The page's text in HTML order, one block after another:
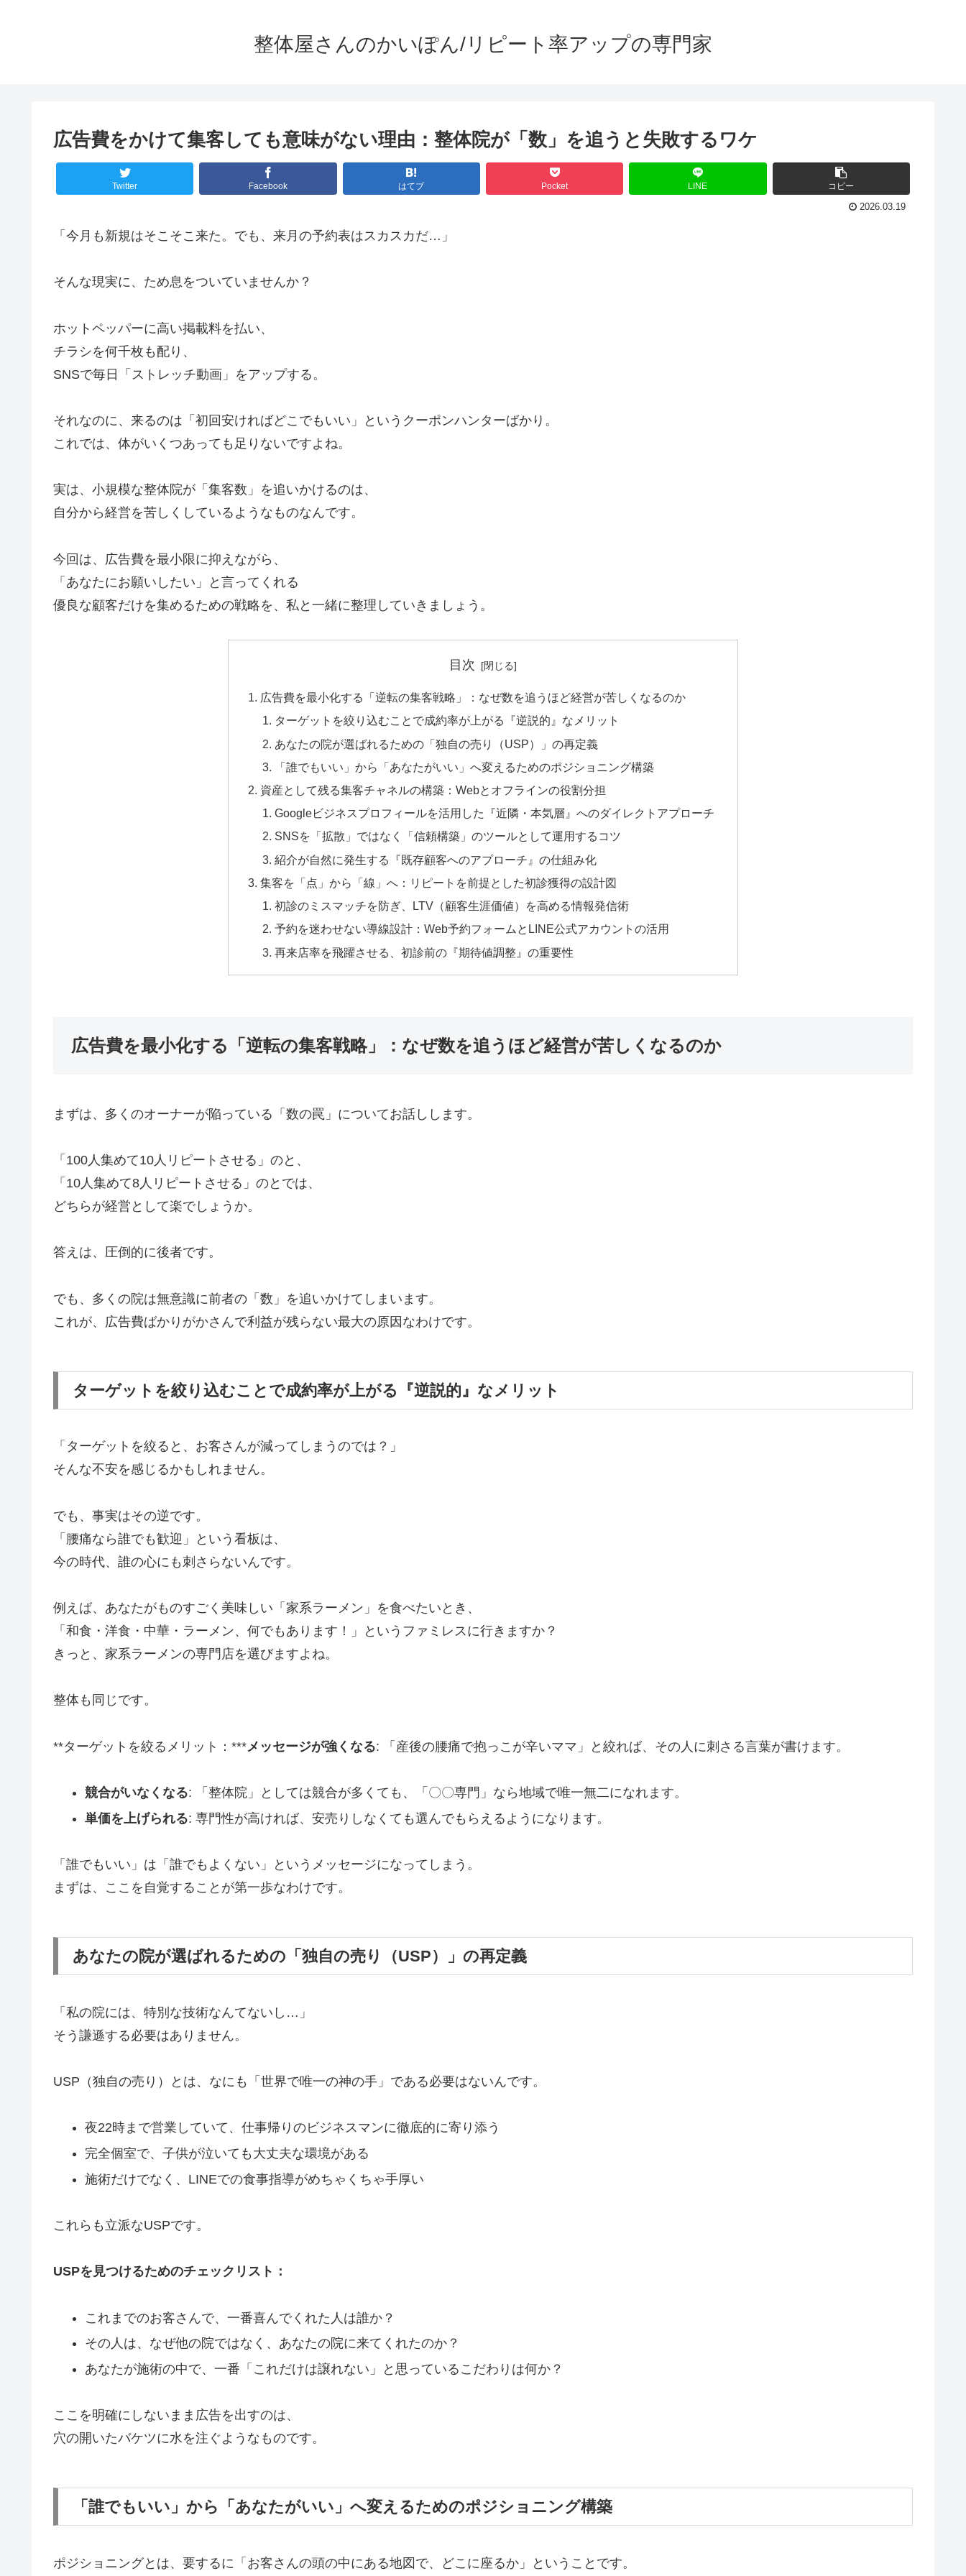
整体屋さんのかいぽん/リピート率アップの専門家
広告費をかけて集客しても意味がない理由：整体院が「数」を追うと失敗するワケ
Twitter Facebook はてブ Pocket LINE コピー
2026.03.19
「今月も新規はそこそこ来た。でも、来月の予約表はスカスカだ…」
そんな現実に、ため息をついていませんか？
ホットペッパーに高い掲載料を払い、
チラシを何千枚も配り、
SNSで毎日「ストレッチ動画」をアップする。
それなのに、来るのは「初回安ければどこでもいい」というクーポンハンターばかり。
これでは、体がいくつあっても足りないですよね。
実は、小規模な整体院が「集客数」を追いかけるのは、
自分から経営を苦しくしているようなものなんです。
今回は、広告費を最小限に抑えながら、
「あなたにお願いしたい」と言ってくれる
優良な顧客だけを集めるための戦略を、私と一緒に整理していきましょう。
目次
広告費を最小化する「逆転の集客戦略」：なぜ数を追うほど経営が苦しくなるのか
ターゲットを絞り込むことで成約率が上がる『逆説的』なメリット
あなたの院が選ばれるための「独自の売り（USP）」の再定義
「誰でもいい」から「あなたがいい」へ変えるためのポジショニング構築
資産として残る集客チャネルの構築：Webとオフラインの役割分担
Googleビジネスプロフィールを活用した『近隣・本気層』へのダイレクトアプローチ
SNSを「拡散」ではなく「信頼構築」のツールとして運用するコツ
紹介が自然に発生する『既存顧客へのアプローチ』の仕組み化
集客を「点」から「線」へ：リピートを前提とした初診獲得の設計図
初診のミスマッチを防ぎ、LTV（顧客生涯価値）を高める情報発信術
予約を迷わせない導線設計：Web予約フォームとLINE公式アカウントの活用
再来店率を飛躍させる、初診前の『期待値調整』の重要性
広告費を最小化する「逆転の集客戦略」：なぜ数を追うほど経営が苦しくなるのか
まずは、多くのオーナーが陥っている「数の罠」についてお話しします。
「100人集めて10人リピートさせる」のと、
「10人集めて8人リピートさせる」のとでは、
どちらが経営として楽でしょうか。
答えは、圧倒的に後者です。
でも、多くの院は無意識に前者の「数」を追いかけてしまいます。
これが、広告費ばかりがかさんで利益が残らない最大の原因なわけです。
ターゲットを絞り込むことで成約率が上がる『逆説的』なメリット
「ターゲットを絞ると、お客さんが減ってしまうのでは？」
そんな不安を感じるかもしれません。
でも、事実はその逆です。
「腰痛なら誰でも歓迎」という看板は、
今の時代、誰の心にも刺さらないんです。
例えば、あなたがものすごく美味しい「家系ラーメン」を食べたいとき、
「和食・洋食・中華・ラーメン、何でもあります！」というファミレスに行きますか？
きっと、家系ラーメンの専門店を選びますよね。
整体も同じです。
**ターゲットを絞るメリット：***メッセージが強くなる: 「産後の腰痛で抱っこが辛いママ」と絞れば、その人に刺さる言葉が書けます。
競合がいなくなる: 「整体院」としては競合が多くても、「〇〇専門」なら地域で唯一無二になれます。
単価を上げられる: 専門性が高ければ、安売りしなくても選んでもらえるようになります。
「誰でもいい」は「誰でもよくない」というメッセージになってしまう。
まずは、ここを自覚することが第一歩なわけです。
あなたの院が選ばれるための「独自の売り（USP）」の再定義
「私の院には、特別な技術なんてないし…」
そう謙遜する必要はありません。
USP（独自の売り）とは、なにも「世界で唯一の神の手」である必要はないんです。
夜22時まで営業していて、仕事帰りのビジネスマンに徹底的に寄り添う
完全個室で、子供が泣いても大丈夫な環境がある
施術だけでなく、LINEでの食事指導がめちゃくちゃ手厚い
これらも立派なUSPです。
USPを見つけるためのチェックリスト：
これまでのお客さんで、一番喜んでくれた人は誰か？
その人は、なぜ他の院ではなく、あなたの院に来てくれたのか？
あなたが施術の中で、一番「これだけは譲れない」と思っているこだわりは何か？
ここを明確にしないまま広告を出すのは、
穴の開いたバケツに水を注ぐようなものです。
「誰でもいい」から「あなたがいい」へ変えるためのポジショニング構築
ポジショニングとは、要するに「お客さんの頭の中にある地図で、どこに座るか」ということです。